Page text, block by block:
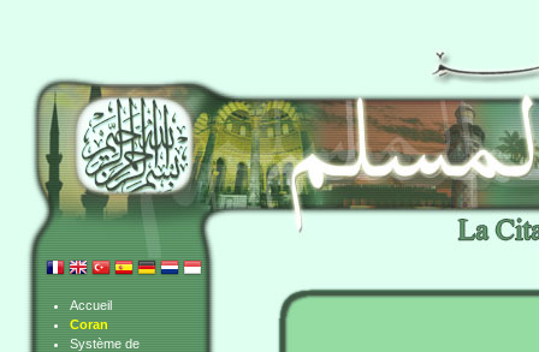
Accueil
Coran
Système de